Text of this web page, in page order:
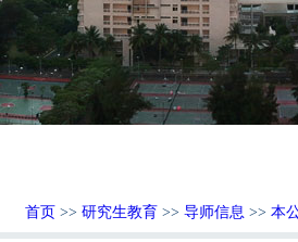
首页 >> 研究生教育 >> 导师信息 >> 本